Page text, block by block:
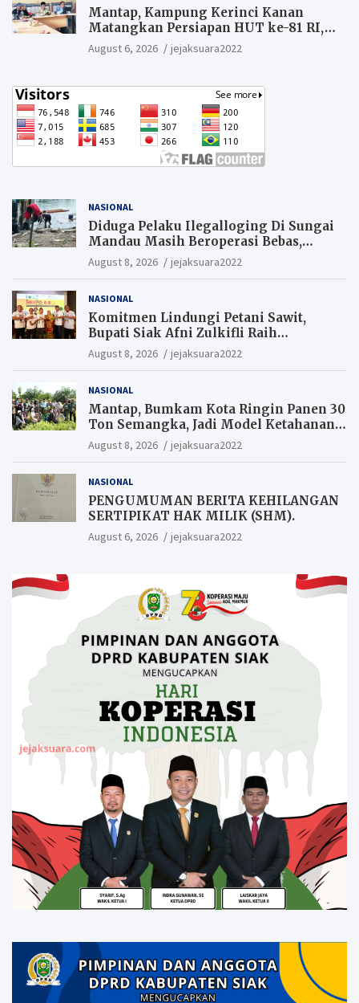
Mantap, Kampung Kerinci Kanan
Matangkan Persiapan HUT ke-81 RI,
Warga yang ikut Upacara
Berkesempatan Raih Hadiah
August 6, 2026 jejaksuara2022
NASIONAL
Diduga Pelaku Ilegalloging Di Sungai
Mandau Masih Beroperasi Bebas,
Masyarakat Minta Aparat Penegak
Hukum Segera Tangkap Aktor Dan
August 8, 2026 jejaksuara2022
NASIONAL
Komitmen Lindungi Petani Sawit,
Bupati Siak Afni Zulkifli Raih
Penghargaan SIEXPO 2026
August 8, 2026 jejaksuara2022
NASIONAL
Mantap, Bumkam Kota Ringin Panen 30
Ton Semangka, Jadi Model Ketahanan
Pangan Siak.
August 8, 2026 jejaksuara2022
NASIONAL
PENGUMUMAN BERITA KEHILANGAN
SERTIPIKAT HAK MILIK (SHM).
August 6, 2026 jejaksuara2022